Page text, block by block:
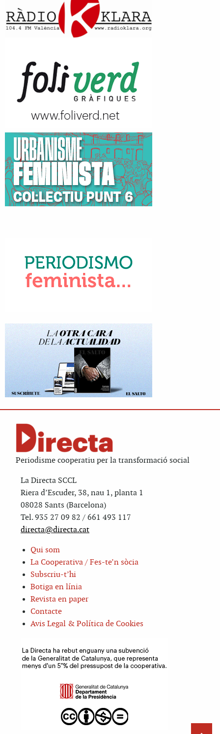
Periodisme cooperatiu per la transformació social
La Directa SCCL
Riera d’Escuder, 38, nau 1, planta 1
08028 Sants (Barcelona)
Tel. 935 27 09 82 / 661 493 117
directa@directa.cat
Qui som
La Cooperativa / Fes-te’n sòcia
Subscriu-t’hi
Botiga en línia
Revista en paper
Contacte
Avis Legal & Política de Cookies